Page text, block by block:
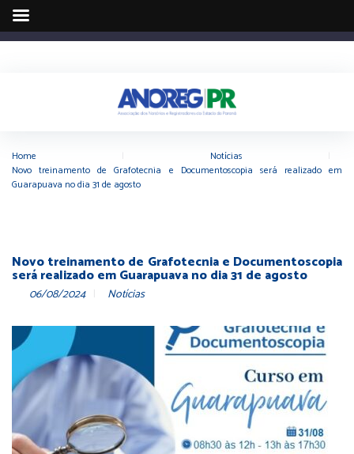
Home Notícias
Novo treinamento de Grafotecnia e Documentoscopia será realizado em
Guarapuava no dia 31 de agosto
Novo treinamento de Grafotecnia e Documentoscopia
será realizado em Guarapuava no dia 31 de agosto
06/08/2024 Notícias